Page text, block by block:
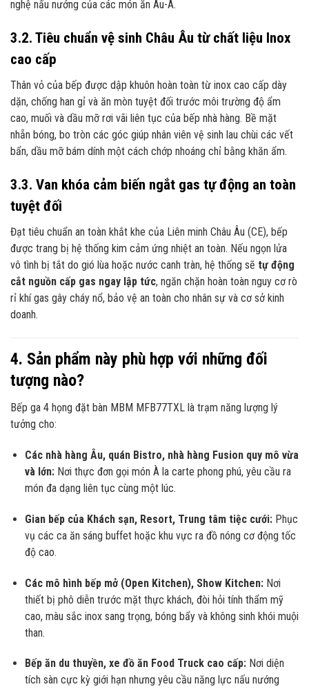
nghệ nấu nướng của các món ăn Âu-Á.
3.2. Tiêu chuẩn vệ sinh Châu Âu từ chất liệu Inox
cao cấp
Thân vỏ của bếp được dập khuôn hoàn toàn từ inox cao cấp dày
dặn, chống han gỉ và ăn mòn tuyệt đối trước môi trường độ ẩm
cao, muối và dầu mỡ rơi vãi liên tục của bếp nhà hàng. Bề mặt
nhẵn bóng, bo tròn các góc giúp nhân viên vệ sinh lau chùi các vết
bẩn, dầu mỡ bám dính một cách chớp nhoáng chỉ bằng khăn ẩm.
3.3. Van khóa cảm biến ngắt gas tự động an toàn
tuyệt đối
Đạt tiêu chuẩn an toàn khắt khe của Liên minh Châu Âu (CE), bếp
được trang bị hệ thống kim cảm ứng nhiệt an toàn. Nếu ngọn lửa
vô tình bị tắt do gió lùa hoặc nước canh tràn, hệ thống sẽ tự động
cắt nguồn cấp gas ngay lập tức, ngăn chặn hoàn toàn nguy cơ rò
rỉ khí gas gây cháy nổ, bảo vệ an toàn cho nhân sự và cơ sở kinh
doanh.
4. Sản phẩm này phù hợp với những đối
tượng nào?
Bếp ga 4 họng đặt bàn MBM MFB77TXL là trạm năng lượng lý
tưởng cho:
Các nhà hàng Âu, quán Bistro, nhà hàng Fusion quy mô vừa
và lớn:Nơi thực đơn gọi món À la carte phong phú, yêu cầu ra
món đa dạng liên tục cùng một lúc.
Gian bếp của Khách sạn, Resort, Trung tâm tiệc cưới:Phục
vụ các ca ăn sáng buffet hoặc khu vực ra đồ nóng cơ động tốc
độ cao.
Các mô hình bếp mở (Open Kitchen), Show Kitchen:Nơi
thiết bị phô diễn trước mặt thực khách, đòi hỏi tính thẩm mỹ
cao, màu sắc inox sang trọng, bóng bẩy và không sinh khói muội
than.
Bếp ăn du thuyền, xe đồ ăn Food Truck cao cấp:Nơi diện
tích sàn cực kỳ giới hạn nhưng yêu cầu năng lực nấu nướng